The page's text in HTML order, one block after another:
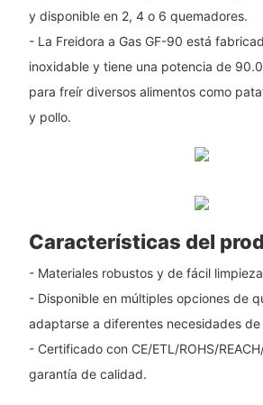
y disponible en 2, 4 o 6 quemadores.
- La Freidora a Gas GF-90 está
inoxidable y tiene una potencia de
para freír diversos alimentos como
y pollo.
Características del
- Materiales robustos y de fácil
- Disponible en múltiples opciones de
adaptarse a diferentes necesidades
- Certificado con CE/ETL/ROHS/
garantía de calidad.